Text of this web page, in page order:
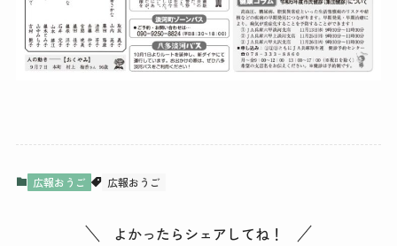
広報おうご 広報おうご
よかったらシェアしてね！